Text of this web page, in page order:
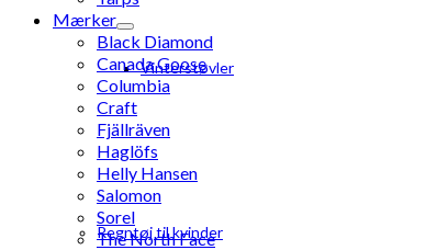
Vinterstøvler
Regntøj til kvinder
Mærker
Black Diamond
Canada Goose
Columbia
Craft
Fjällräven
Haglöfs
Helly Hansen
Salomon
Sorel
The North Face